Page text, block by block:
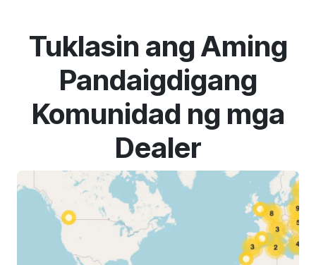
Tuklasin ang Aming
Pandaigdigang
Komunidad ng mga
Dealer